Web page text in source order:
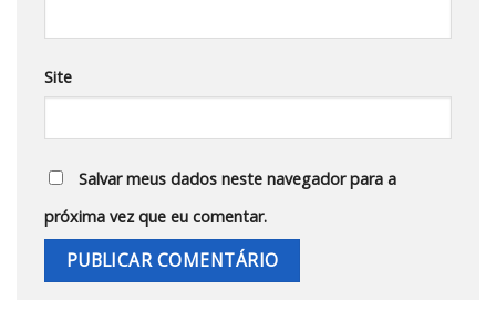
Site
Salvar meus dados neste navegador para a
próxima vez que eu comentar.